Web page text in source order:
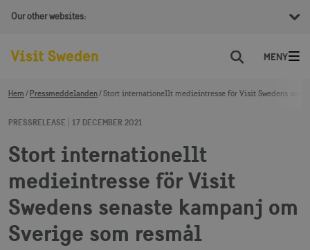
Our other websites:
Sök
Hem Pressmeddelanden Stort internationellt medieintresse för Visit Swedens
PRESSRELEASE 17 DECEMBER 2021
Stort internationellt
medieintresse för Visit
Swedens senaste kampanj om
Sverige som resmål